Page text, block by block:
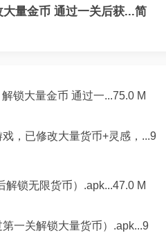
量金币 通过一关后获...简
锁大量金币 通过一...75.0 M
，已修改大量货币+灵感，...9
锁无限货币）.apk...47.0 M
一关解锁大量货币）.apk...9